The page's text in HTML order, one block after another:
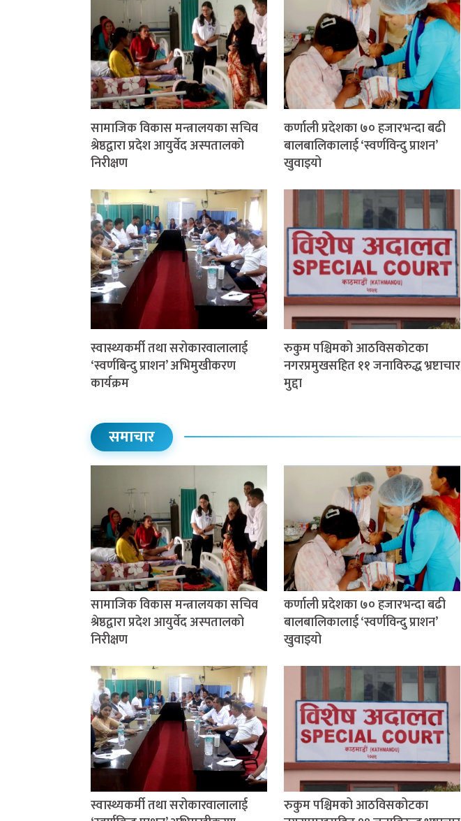
सामाजिक विकास मन्त्रालयका सचिव
श्रेष्ठद्वारा प्रदेश आयुर्वेद अस्पतालको
निरीक्षण
कर्णाली प्रदेशका ७० हजारभन्दा बढी
बालबालिकालाई ‘स्वर्णविन्दु प्राशन’
खुवाइयो
स्वास्थ्यकर्मी तथा सरोकारवालालाई
‘स्वर्णबिन्दु प्राशन’ अभिमुखीकरण
कार्यक्रम
रुकुम पश्चिमको आठविसकोटका
नगरप्रमुखसहित ११ जनाविरुद्ध भ्रष्टाचार
मुद्दा
समाचार
सामाजिक विकास मन्त्रालयका सचिव
श्रेष्ठद्वारा प्रदेश आयुर्वेद अस्पतालको
निरीक्षण
कर्णाली प्रदेशका ७० हजारभन्दा बढी
बालबालिकालाई ‘स्वर्णविन्दु प्राशन’
खुवाइयो
स्वास्थ्यकर्मी तथा सरोकारवालालाई
रुकुम पश्चिमको आठविसकोटका